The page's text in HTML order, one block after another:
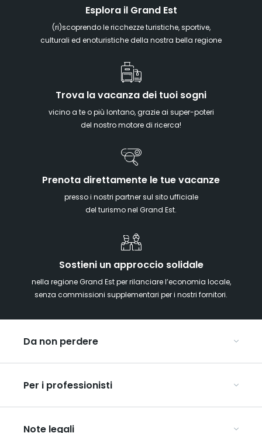
Esplora il Grand Est
(ri)scoprendo le ricchezze turistiche, sportive,
culturali ed enoturistiche della nostra bella regione
Trova la vacanza dei tuoi sogni
vicino a te o più lontano, grazie ai super-poteri
del nostro motore di ricerca!
Prenota direttamente le tue vacanze
presso i nostri partner sul sito ufficiale
del turismo nel Grand Est.
Sostieni un approccio solidale
nella regione Grand Est per rilanciare l’economia locale,
senza commissioni supplementari per i nostri fornitori.
Da non perdere
Alsazia
Ardenne
Champagne
Per i professionisti